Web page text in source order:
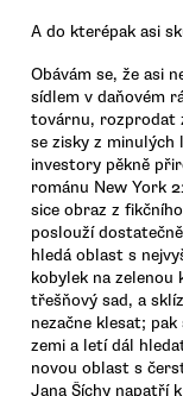
A do kterépak asi
Obávám se, že asi
sídlem v daňovém
továrnu, rozprodat
se zisky z minulých
investory pěkně
románu New York
sice obraz z
poslouží
hledá oblast s
kobylek na zelenou
třešňový sad, a
nezačne klesat;
zemi a letí dál
novou oblast s
Jana Šíchy napatří